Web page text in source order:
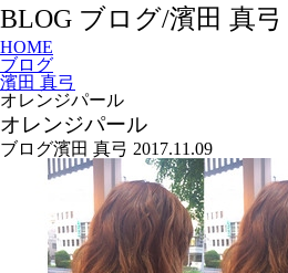
BLOG ブログ/濱田 真弓
HOME
ブログ
濱田 真弓
オレンジパール
オレンジパール
ブログ濱田 真弓 2017.11.09